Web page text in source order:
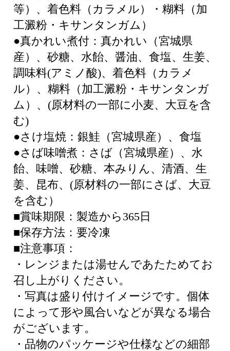
等）、着色料（カラメル）・糊料（加
工澱粉・キサンタンガム）
●真かれい煮付：真かれい（宮城県
産）、砂糖、水飴、醤油、食塩、生姜、
調味料(アミノ酸)、着色料（カラメ
ル）、糊料（加工澱粉・キサンタンガ
ム）、(原材料の一部に小麦、大豆を含
む)
●さけ塩焼：銀鮭（宮城県産）、食塩
●さば味噌煮：さば（宮城県産）、水
飴、味噌、砂糖、本みりん、清酒、生
姜、昆布、(原材料の一部にさば、大豆
を含む）
■賞味期限：製造から365日
■保存方法：要冷凍
■注意事項：
・レンジまたは湯せんであたためてお
召し上がりください。
・写真は盛り付けイメージです。個体
によって形や風合いなどが異なる場合
がございます。
・品物のパッケージや仕様などの細部